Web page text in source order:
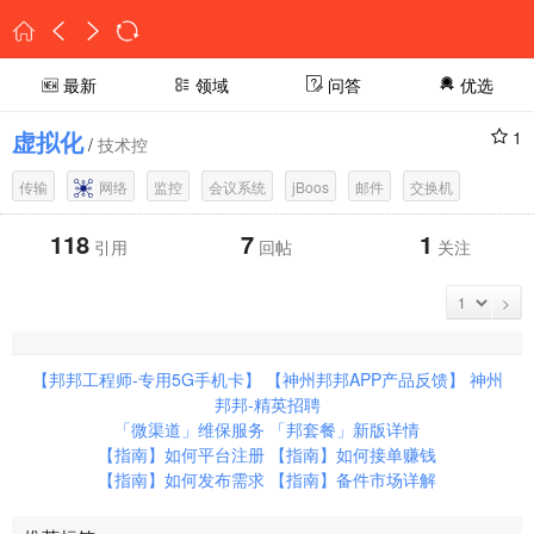
最新 领域 问答 优选
虚拟化/ 技术控 1
传输 网络 监控 会议系统 jBoos 邮件 交换机
118 引用 7 回帖 1 关注
>
【邦邦工程师-专用5G手机卡】 【神州邦邦APP产品反馈】 神州
邦邦-精英招聘
「微渠道」维保服务
「邦套餐」新版详情
【指南】如何平台注册 【指南】如何接单赚钱
【指南】如何发布需求 【指南】备件市场详解